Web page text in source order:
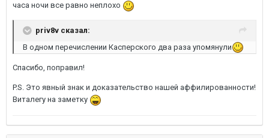
часа ночи все равно неплохо
priv8v сказал:
В одном перечислении Касперского два раза упомянули
Спасибо, поправил!
P.S. Это явный знак и доказательство нашей аффилированности!
Виталегу на заметку